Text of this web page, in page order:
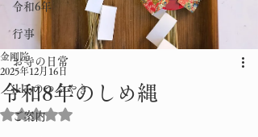
令和6年
行事
お寺の日常
ikkoのつぶやき
ご案内
令和8年のしめ縄
金剛院
2025年12月16日
5つ星のうちNaNと評価されています。